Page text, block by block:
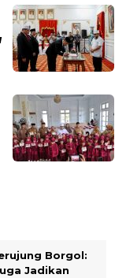
Borgol:
Jadikan